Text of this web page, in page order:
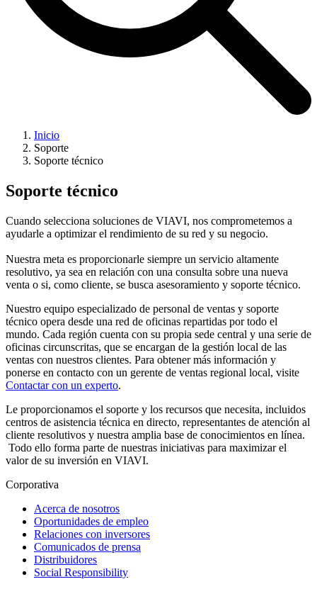
Inicio
Soporte
Soporte técnico
Soporte técnico
Cuando selecciona soluciones de VIAVI, nos comprometemos a
ayudarle a optimizar el rendimiento de su red y su negocio.
Nuestra meta es proporcionarle siempre un servicio altamente
resolutivo, ya sea en relación con una consulta sobre una nueva
venta o si, como cliente, se busca asesoramiento y soporte técnico.
Nuestro equipo especializado de personal de ventas y soporte
técnico opera desde una red de oficinas repartidas por todo el
mundo. Cada región cuenta con su propia sede central y una serie de
oficinas circunscritas, que se encargan de la gestión local de las
ventas con nuestros clientes. Para obtener más información y
ponerse en contacto con un gerente de ventas regional local, visite
Contactar con un experto.
Le proporcionamos el soporte y los recursos que necesita, incluidos
centros de asistencia técnica en directo, representantes de atención al
cliente resolutivos y nuestra amplia base de conocimientos en línea.
Todo ello forma parte de nuestras iniciativas para maximizar el
valor de su inversión en VIAVI.
Corporativa
Acerca de nosotros
Oportunidades de empleo
Relaciones con inversores
Comunicados de prensa
Distribuidores
Social Responsibility